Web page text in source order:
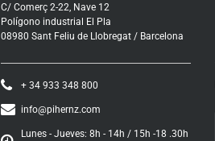
C/ Comerç 2-22, Nave 12
Polígono industrial El Pla
08980 Sant Feliu de Llobregat / Barcelona
+ 34 933 348 800
info@pihernz.com
Lunes - Jueves: 8h - 14h / 15h -18 .30h